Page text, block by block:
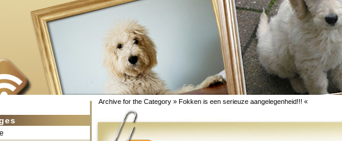
Archive for the Category » Fokken is een serieuze aangelegenheid!!! «